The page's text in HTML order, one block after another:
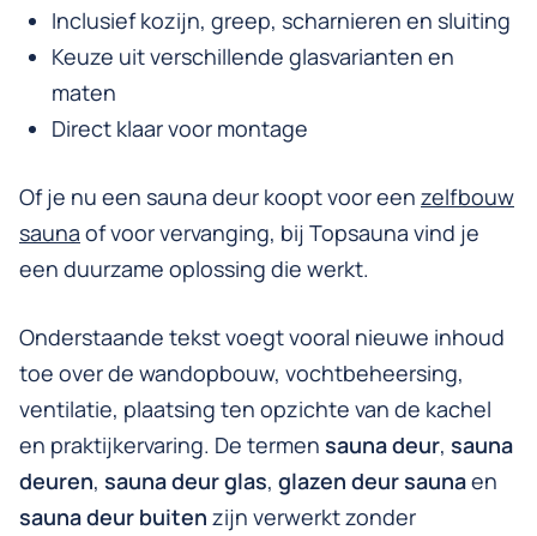
Inclusief kozijn, greep, scharnieren en sluiting
Keuze uit verschillende glasvarianten en
maten
Direct klaar voor montage
Of je nu een sauna deur koopt voor een zelfbouw
sauna of voor vervanging, bij Topsauna vind je
een duurzame oplossing die werkt.
Onderstaande tekst voegt vooral nieuwe inhoud
toe over de wandopbouw, vochtbeheersing,
ventilatie, plaatsing ten opzichte van de kachel
en praktijkervaring. De termen sauna deur, sauna
deuren, sauna deur glas, glazen deur saunaen
sauna deur buiten zijn verwerkt zonder